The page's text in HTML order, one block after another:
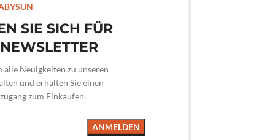
SIE SICH FÜR
alle Neuigkeiten zu unseren
und erhalten Sie einen
zum Einkaufen.